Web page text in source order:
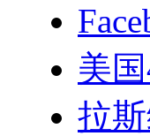
美
拉